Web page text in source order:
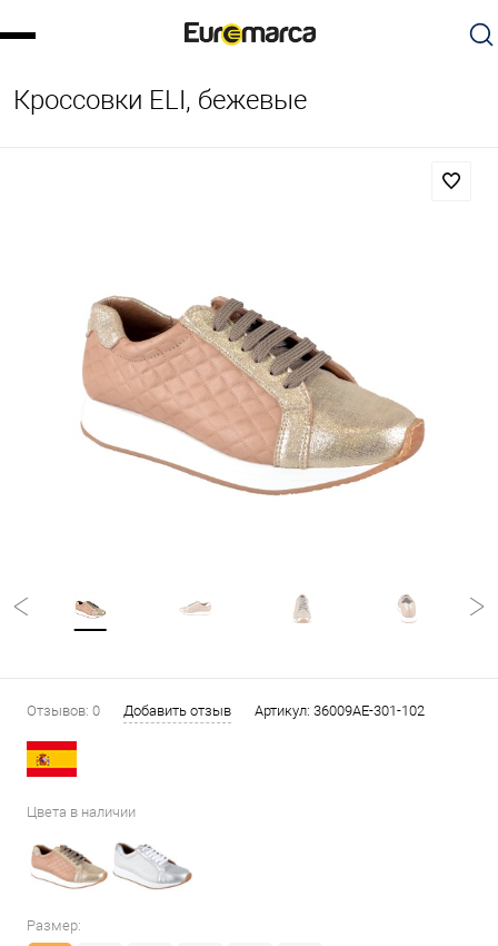
Кроссовки ELI, бежевые
Отзывов: 0 Добавить отзыв Артикул: 36009AE-301-102
Цвета в наличии
Размер: